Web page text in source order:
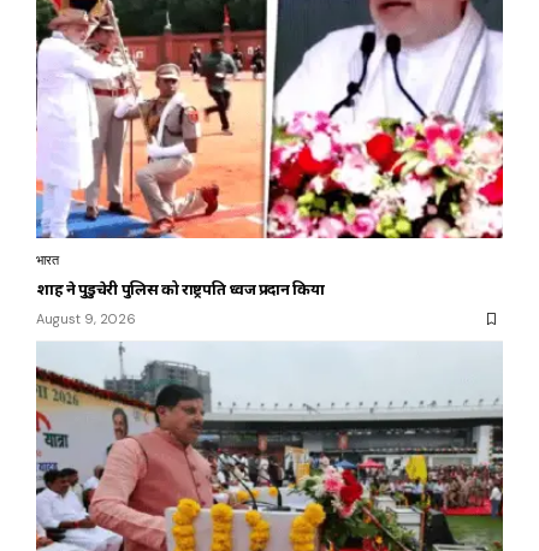
भारत
शाह ने पुडुचेरी पुलिस को राष्ट्रपति ध्वज प्रदान किया
August 9, 2026